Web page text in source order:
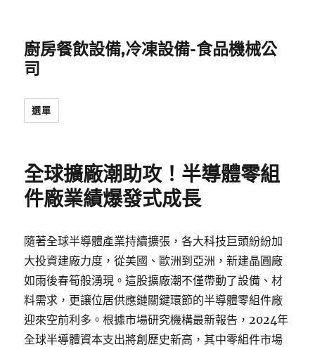
廚房餐飲設備,冷凍設備-食品機械公
司
選單
全球擴廠潮助攻！半導體零組
件廠業績爆發式成長
隨著全球半導體產業持續擴張，各大科技巨頭紛紛加
大投資建廠力度，從美國、歐洲到亞洲，新建晶圓廠
如雨後春筍般湧現。這股擴廠潮不僅帶動了設備、材
料需求，更讓位居供應鏈關鍵環節的半導體零組件廠
迎來空前利多。根據市場研究機構最新報告，2024年
全球半導體資本支出將創歷史新高，其中零組件市場